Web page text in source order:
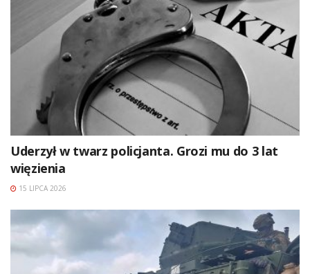
Uderzył w twarz policjanta. Grozi mu do 3 lat
więzienia
15 LIPCA 2026